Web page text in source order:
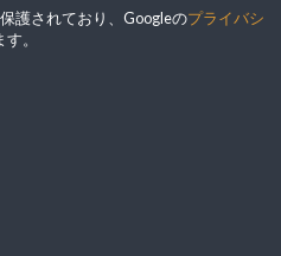
護されており、Googleのプライバシ
。